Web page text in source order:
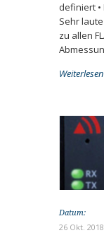
definiert
Sehr
zu allen
Weiterlesen
Datum:
26 Okt. 2018